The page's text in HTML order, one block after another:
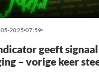
2025 07:59
geeft
– vorige keer